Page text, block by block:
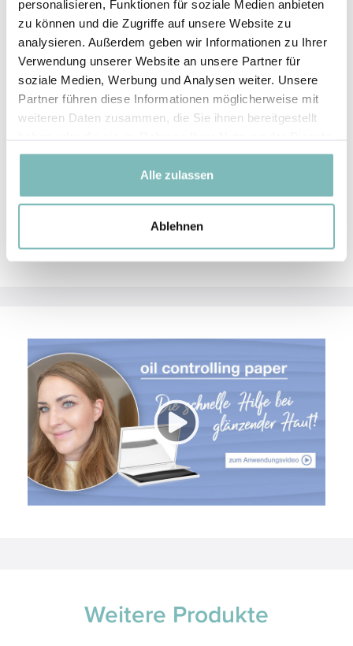
personalisieren, Funktionen für soziale Medien anbieten
zu können und die Zugriffe auf unsere Website zu
analysieren. Außerdem geben wir Informationen zu Ihrer
Verwendung unserer Website an unsere Partner für
soziale Medien, Werbung und Analysen weiter. Unsere
Partner führen diese Informationen möglicherweise mit
weiteren Daten zusammen, die Sie ihnen bereitgestellt
gesammelt haben.
Alle zulassen
Ablehnen
gewünschte Ergebnis erhalten haben.
Hinweis: Bitte beachten Sie, dass Sie den oberen Teil
des Etuis mit dem Spiegel nicht zu weit überdrehen
und somit das Gelenk kaputt machen. Das Etui lässt
sich maximal bis zu einem Winkel von 90 Grad
besonders gut geeignet:
Weitere Produkte